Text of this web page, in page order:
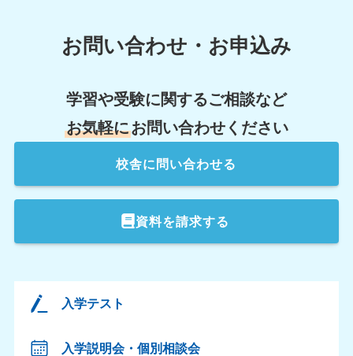
お問い合わせ・お申込み
学習や受験に関するご相談など
お気軽にお問い合わせください
校舎に問い合わせる
資料を請求する
入学テスト
入学説明会・個別相談会